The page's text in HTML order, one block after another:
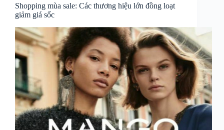
Shopping mùa sale: Các thương hiệu lớn đồng loạt
giảm giá sốc